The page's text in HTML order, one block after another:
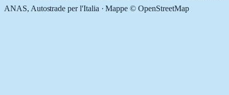
ANAS, Autostrade per l'Italia · Mappe © OpenStreetMap